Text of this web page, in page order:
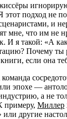
этот подход не
и
мне, что им не
И я такой: «А
Почему ты
если она
команда
эпохе —
а не
примеру, Миллер
другие